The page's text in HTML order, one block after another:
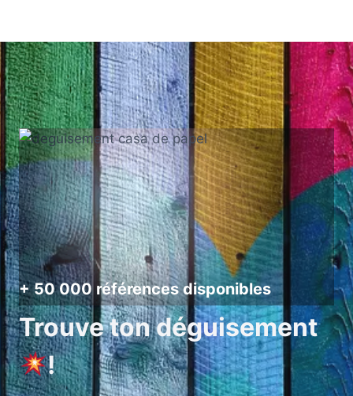
+ 50 000 références disponibles
Trouve ton déguisement
!